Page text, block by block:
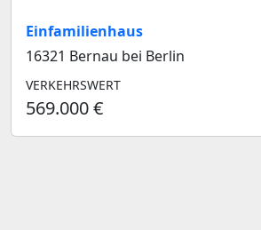
Einfamilienhaus
16321 Bernau bei Berlin
VERKEHRSWERT
569.000 €